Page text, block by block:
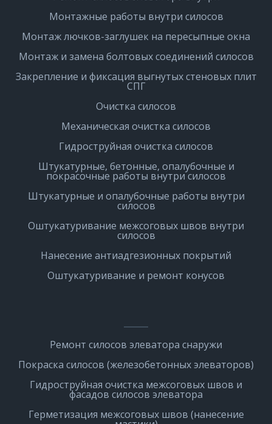
Монтажные работы внутри силосов
Монтаж лючков-заглушек на пересыпные окна
Монтаж и замена болтовых соединений силосов
Закрепление и фиксация выгнутых стеновых плит
СПГ
Очистка силосов
Механическая очистка силосов
Гидроструйная очистка силосов
Штукатурные, бетонные, опалубочные и
покрасочные работы внутри силосов
Штукатурные и опалубочные работы внутри
силосов
Оштукатуривание межсоговых швов внутри
силосов
Нанесение антиадгезионных покрытий
Оштукатуривание и ремонт конусов
Ремонт силосов элеватора снаружи
Покраска силосов (железобетонных элеваторов)
Гидроструйная очистка межсоговых швов и
фасадов силосов элеватора
Герметизация межсоговых швов (нанесение